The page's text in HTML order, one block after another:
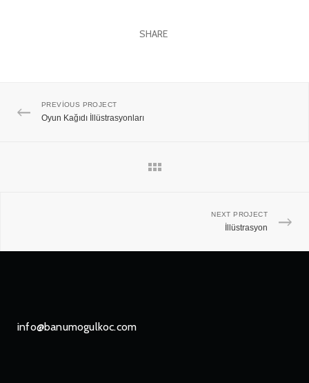
SHARE
PREVIOUS PROJECT
Oyun Kağıdı İllüstrasyonları
NEXT PROJECT
İllüstrasyon
info@banumogulkoc.com